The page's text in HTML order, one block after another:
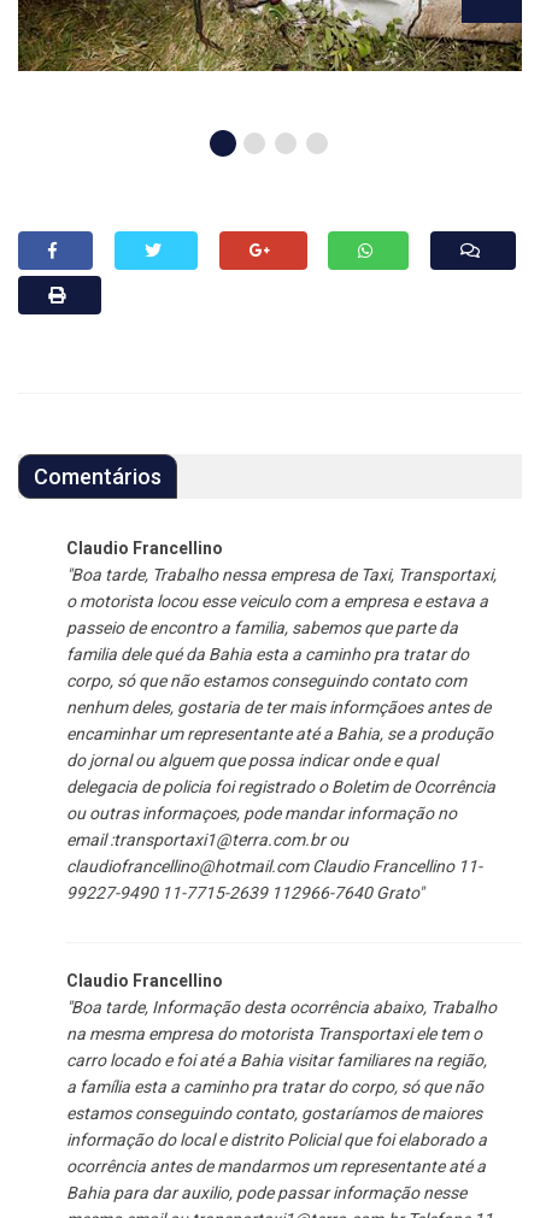
Comentários
Claudio Francellino
"Boa tarde, Trabalho nessa empresa de Taxi, Transportaxi,
o motorista locou esse veiculo com a empresa e estava a
passeio de encontro a familia, sabemos que parte da
familia dele qué da Bahia esta a caminho pra tratar do
corpo, só que não estamos conseguindo contato com
nenhum deles, gostaria de ter mais informçãoes antes de
encaminhar um representante até a Bahia, se a produção
do jornal ou alguem que possa indicar onde e qual
delegacia de policia foi registrado o Boletim de Ocorrência
ou outras informaçoes, pode mandar informação no
email :transportaxi1@terra.com.brou
claudiofrancellino@hotmail.comClaudio Francellino 11-
99227-9490 11-7715-2639 112966-7640 Grato"
Claudio Francellino
"Boa tarde, Informação desta ocorrência abaixo, Trabalho
na mesma empresa do motorista Transportaxi ele tem o
carro locado e foi até a Bahia visitar familiares na região,
a família esta a caminho pra tratar do corpo, só que não
estamos conseguindo contato, gostaríamos de maiores
informação do local e distrito Policial que foi elaborado a
ocorrência antes de mandarmos um representante até a
Bahia para dar auxilio, pode passar informação nesse